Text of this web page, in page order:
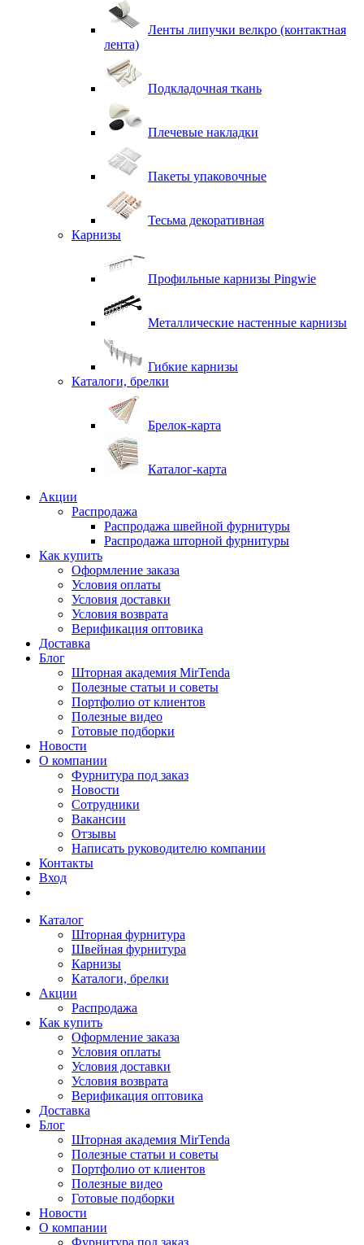
Ленты липучки велкро (контактная
лента)
Подкладочная ткань
Плечевые накладки
Пакеты упаковочные
Тесьма декоративная
Карнизы
Профильные карнизы Pingwie
Металлические настенные карнизы
Гибкие карнизы
Каталоги, брелки
Брелок-карта
Каталог-карта
Акции
Распродажа
Распродажа швейной фурнитуры
Распродажа шторной фурнитуры
Как купить
Оформление заказа
Условия оплаты
Условия доставки
Условия возврата
Верификация оптовика
Доставка
Блог
Шторная академия MirTenda
Полезные статьи и советы
Портфолио от клиентов
Полезные видео
Готовые подборки
Новости
О компании
Фурнитура под заказ
Новости
Сотрудники
Вакансии
Отзывы
Написать руководителю компании
Контакты
Вход
Каталог
Шторная фурнитура
Швейная фурнитура
Карнизы
Каталоги, брелки
Акции
Распродажа
Как купить
Оформление заказа
Условия оплаты
Условия доставки
Условия возврата
Верификация оптовика
Доставка
Блог
Шторная академия MirTenda
Полезные статьи и советы
Портфолио от клиентов
Полезные видео
Готовые подборки
Новости
О компании
Фурнитура под заказ